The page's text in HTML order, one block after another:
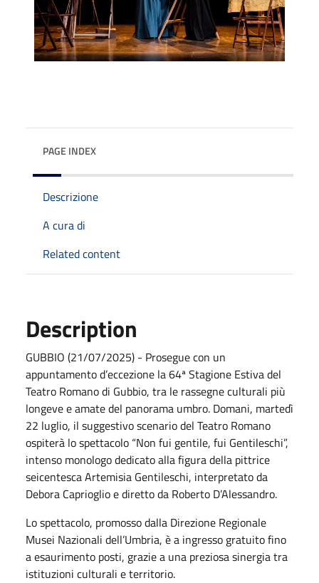
PAGE INDEX
Descrizione
A cura di
Related content
Description
GUBBIO (21/07/2025) - Prosegue con un
appuntamento d’eccezione la 64ª Stagione Estiva del
Teatro Romano di Gubbio, tra le rassegne culturali più
longeve e amate del panorama umbro. Domani, martedì
22 luglio, il suggestivo scenario del Teatro Romano
ospiterà lo spettacolo “Non fui gentile, fui Gentileschi”,
intenso monologo dedicato alla figura della pittrice
seicentesca Artemisia Gentileschi, interpretato da
Debora Caprioglio e diretto da Roberto D’Alessandro.
Lo spettacolo, promosso dalla Direzione Regionale
Musei Nazionali dell’Umbria, è a ingresso gratuito fino
a esaurimento posti, grazie a una preziosa sinergia tra
istituzioni culturali e territorio.